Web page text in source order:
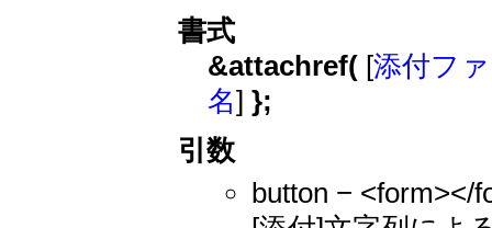
書式
&attachref( [添付フ
名]};
引数
button − <form></